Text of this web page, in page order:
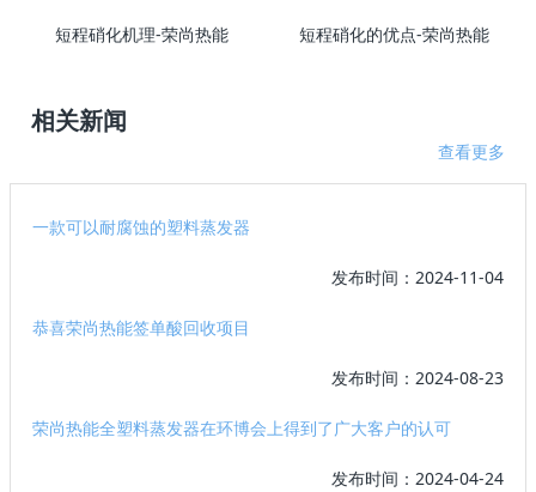
短程硝化机理-荣尚热能 短程硝化的优点-荣尚热能
相关新闻
查看更多
一款可以耐腐蚀的塑料蒸发器
发布时间：2024-11-04
恭喜荣尚热能签单酸回收项目
发布时间：2024-08-23
荣尚热能全塑料蒸发器在环博会上得到了广大客户的认可
发布时间：2024-04-24